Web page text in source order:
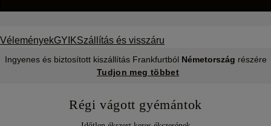
VéleményekGYIKSzállítás és visszáru
Ingyenes és biztosított kiszállítás Frankfurtból Németország részére
Tudjon meg többet
Régi vágott gyémántok